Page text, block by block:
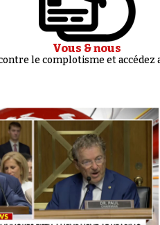
Vous & nous
le complotisme et accédez